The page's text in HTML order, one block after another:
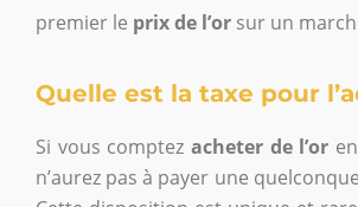
premier le prix de l’or sur un
Quelle est la taxe pour
Si vous comptez acheter de l’or
n’aurez pas à payer une